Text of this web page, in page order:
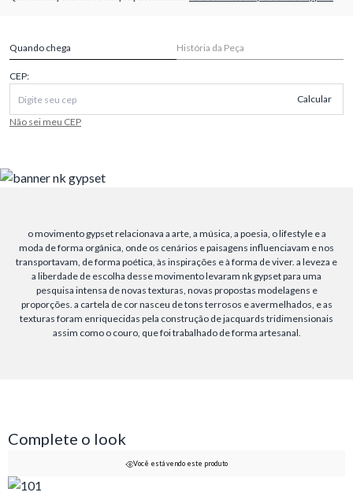
Quando chega História da Peça
CEP:
Calcular
Não sei meu CEP
o movimento gypset relacionava a arte, a música, a poesia, o lifestyle e a
moda de forma orgânica, onde os cenários e paisagens influenciavam e nos
transportavam, de forma poética, às inspirações e à forma de viver. a leveza e
a liberdade de escolha desse movimento levaram nk gypset para uma
pesquisa intensa de novas texturas, novas propostas modelagens e
proporções. a cartela de cor nasceu de tons terrosos e avermelhados, e as
texturas foram enriquecidas pela construção de jacquards tridimensionais
assim como o couro, que foi trabalhado de forma artesanal.
Complete o look
Você está vendo este produto